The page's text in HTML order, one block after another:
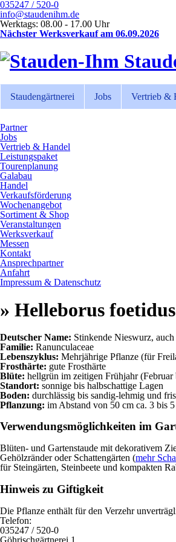
035247 / 520-0
info@staudenihm.de
Werktags: 08.00 - 17.00 Uhr
Nächster Werksverkauf am 06.09.2026
Staudengärtnerei Jobs Vertrieb &
Partner
Jobs
Vertrieb & Handel
Leistungspaket
Tourenplanung
Galabau
Handel
Verkaufsförderung
Wochenangebot
Sortiment & Shop
Veranstaltungen
Werksverkauf
Messen
Kontakt
Ansprechpartner
Anfahrt
Impressum & Datenschutz
» Helleborus foetidus
Deutscher Name: Stinkende Nieswurz,
Familie: Ranunculaceae
Lebenszyklus: Mehrjährige Pflanze (für
Frosthärte: gute Frosthärte
Blüte: hellgrün im zeitigen Frühjahr
Standort: sonnige bis halbschattige Lagen
Boden: durchlässig bis sandig-lehmig und
Pflanzung: im Abstand von 50 cm ca. 3 bis 5
Verwendungsmöglichkeiten im
Blüten- und Gartenstaude mit dekorativem
Gehölzränder oder Schattengärten (mehr
für Steingärten, Steinbeete und kompakten
Hinweis zu Giftigkeit
Die Pflanze enthält für den Verzehr
Telefon:
035247 / 520-0
Göhrischgärtnerei 1